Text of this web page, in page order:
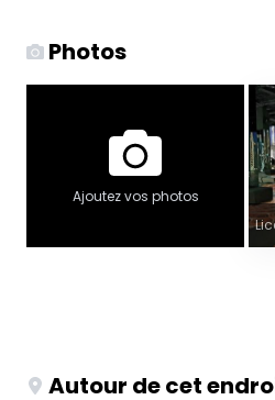
Photos
Ajoutez vos photos
Autour de cet